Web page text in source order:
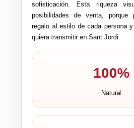
sofisticación. Esta riqueza
posibilidades de venta, porque
regalo al estilo de cada persona
quiera transmitir en Sant Jordi.
100%
Natural